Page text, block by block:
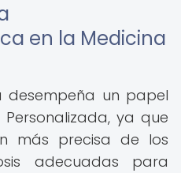
en la Medicina
desempeña un papel
ya que
más precisa de los
adecuadas para